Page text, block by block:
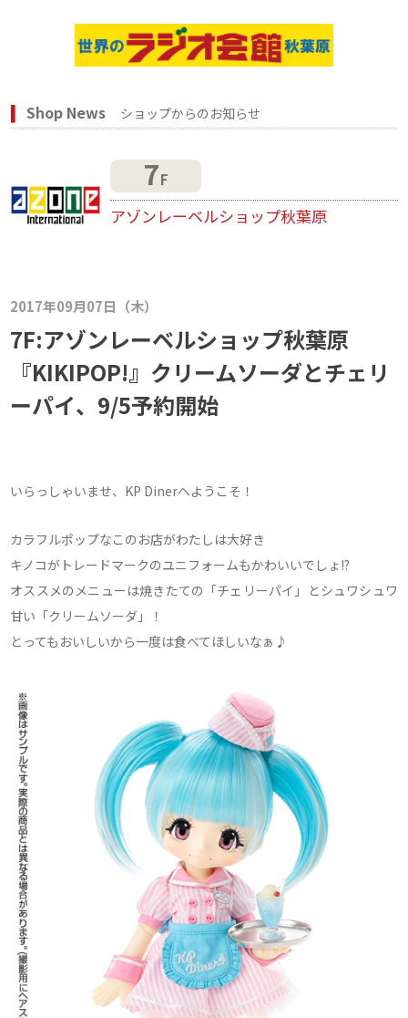
Shop News ショップからのお知らせ
7F
アゾンレーベルショップ秋葉原
2017年09月07日（木）
7F:アゾンレーベルショップ秋葉原
『KIKIPOP!』クリームソーダとチェリ
ーパイ、9/5予約開始
いらっしゃいませ、KP Dinerへようこそ！
カラフルポップなこのお店がわたしは大好き
キノコがトレードマークのユニフォームもかわいいでしょ!?
オススメのメニューは焼きたての「チェリーパイ」とシュワシュワ
甘い「クリームソーダ」！
とってもおいしいから一度は食べてほしいなぁ♪